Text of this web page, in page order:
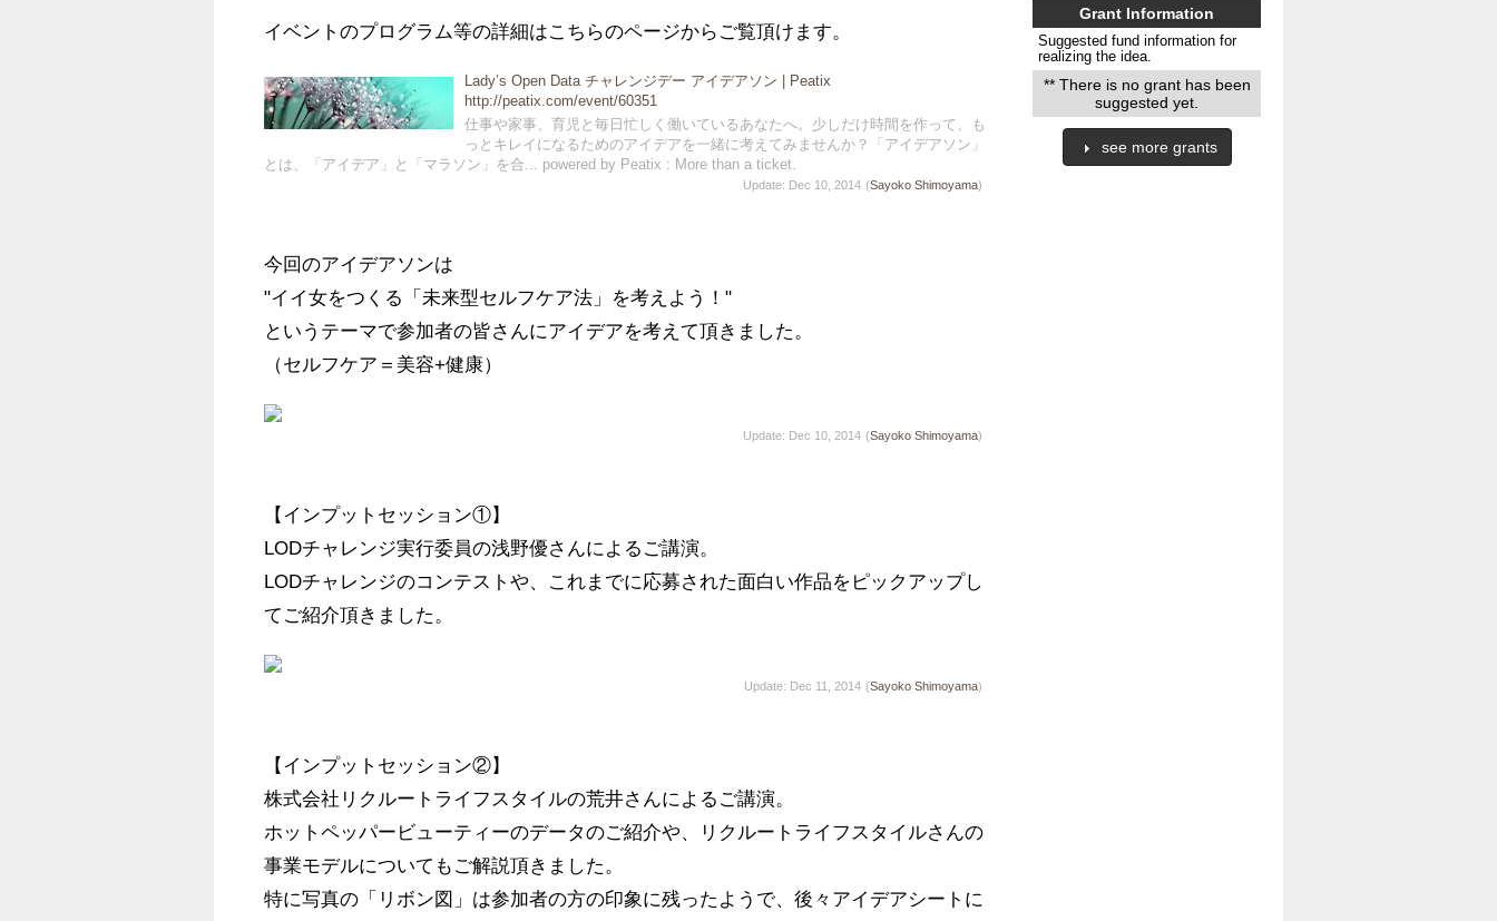
イベントのプログラム等の詳細はこちらのページからご覧頂けます。
Lady’s Open Data チャレンジデー アイデアソン | Peatix
http://peatix.com/event/60351
仕事や家事、育児と毎日忙しく働いているあなたへ。少しだけ時間を作って、も
っとキレイになるためのアイデアを一緒に考えてみませんか？「アイデアソン」
とは、「アイデア」と「マラソン」を合... powered by Peatix : More than a ticket.
Update: Dec 10, 2014 (Sayoko Shimoyama)
今回のアイデアソンは
"イイ女をつくる「未来型セルフケア法」を考えよう！"
というテーマで参加者の皆さんにアイデアを考えて頂きました。
（セルフケア＝美容+健康）
Update: Dec 10, 2014 (Sayoko Shimoyama)
【インプットセッション①】
LODチャレンジ実行委員の浅野優さんによるご講演。
LODチャレンジのコンテストや、これまでに応募された面白い作品をピックアップし
てご紹介頂きました。
Update: Dec 11, 2014 (Sayoko Shimoyama)
【インプットセッション②】
株式会社リクルートライフスタイルの荒井さんによるご講演。
ホットペッパービューティーのデータのご紹介や、リクルートライフスタイルさんの
事業モデルについてもご解説頂きました。
特に写真の「リボン図」は参加者の方の印象に残ったようで、後々アイデアシートに
Grant Information
Suggested fund information for
realizing the idea.
** There is no grant has been
suggested yet.
see more grants